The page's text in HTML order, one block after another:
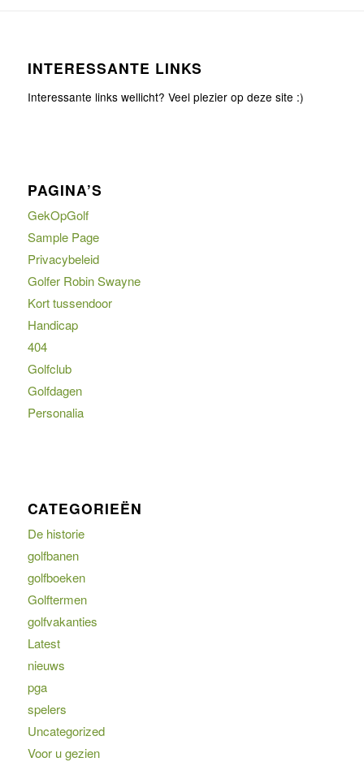
INTERESSANTE LINKS
Interessante links wellicht? Veel plezier op deze site :)
PAGINA’S
GekOpGolf
Sample Page
Privacybeleid
Golfer Robin Swayne
Kort tussendoor
Handicap
404
Golfclub
Golfdagen
Personalia
CATEGORIEËN
De historie
golfbanen
golfboeken
Golftermen
golfvakanties
Latest
nieuws
pga
spelers
Uncategorized
Voor u gezien